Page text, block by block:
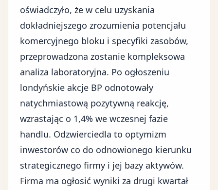
oświadczyło, że w celu uzyskania
dokładniejszego zrozumienia potencjału
komercyjnego bloku i specyfiki zasobów,
przeprowadzona zostanie kompleksowa
analiza laboratoryjna. Po ogłoszeniu
londyńskie akcje BP odnotowały
natychmiastową pozytywną reakcję,
wzrastając o 1,4% we wczesnej fazie
handlu. Odzwierciedla to optymizm
inwestorów co do odnowionego kierunku
strategicznego firmy i jej bazy aktywów.
Firma ma ogłosić wyniki za drugi kwartał